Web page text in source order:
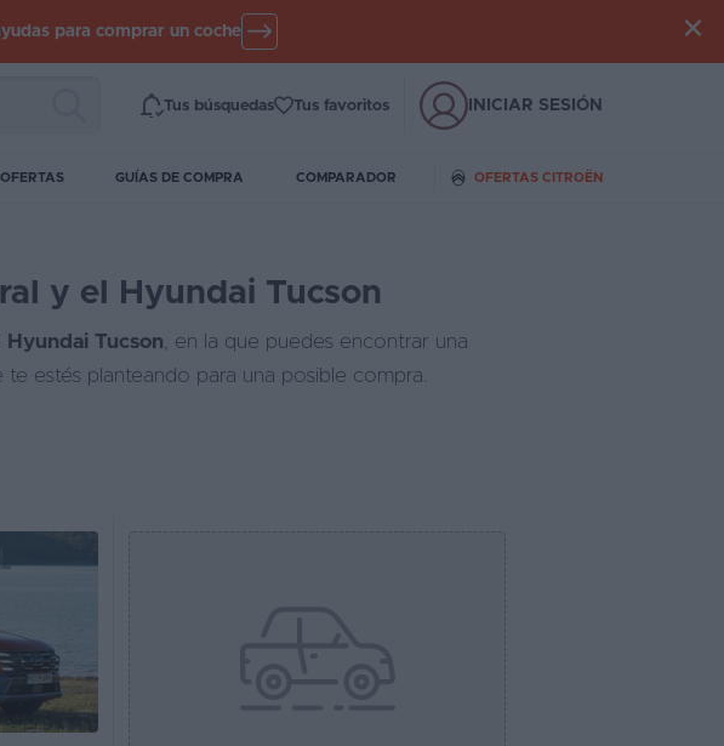
para comprar un coche
Tus búsquedas Tus favoritos INICIAR SESIÓN
OFERTAS GUÍAS DE COMPRA COMPARADOR OFERTAS CITROËN
y el Hyundai Tucson
Tucson , en la que puedes encontrar una
estés planteando para una posible compra.